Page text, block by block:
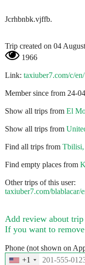
Jcrhbnbk.vjffb.
Trip created on 04
1966
Link: taxiuber7.com/c/
Member since from 24-
Show all trips from El
Show all trips from
Find all trips from Tbilisi,
Find empty places from
Other trips of this user:
taxiuber7.com/blablacar/
Add review about
If you want to
Phone (not shown on
+1